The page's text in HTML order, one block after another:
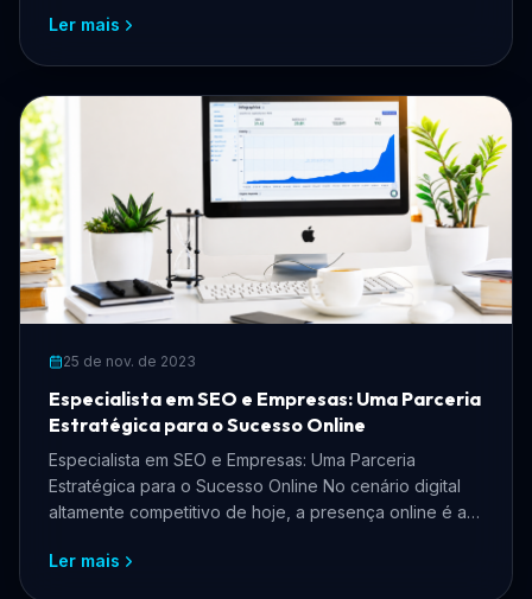
pernambucanos.
Ler mais
25 de nov. de 2023
Especialista em SEO e Empresas: Uma Parceria
Estratégica para o Sucesso Online
Especialista em SEO e Empresas: Uma Parceria
Estratégica para o Sucesso Online No cenário digital
altamente competitivo de hoje, a presença online é a
Ler mais